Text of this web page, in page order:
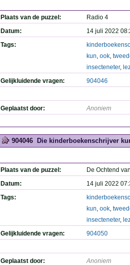
Plaats van de puzzel:
Radio 4
Datum:
14 juli 2022
Tags:
kun, ook,
insecteneter,
Gelijkluidende vragen:
904046
Geplaatst door: Anoniem
904046 Die kinderboekenschrijver
Plaats van de puzzel:
De Ochtend
Datum:
14 juli 2022
Tags:
kun, ook,
insecteneter,
Gelijkluidende vragen:
904050
Geplaatst door: Anoniem